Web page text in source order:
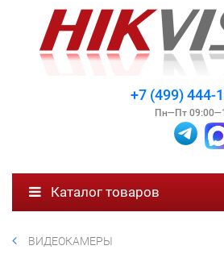
+7 (499) 444-
Пн—Пт
Каталог товаров
ВИДЕОКАМЕРЫ